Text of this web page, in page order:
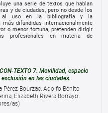
una serie de textos que hablan
y de ciudades, pero no desde los
al uso en la bibliografía y la
más difundidas internacionalmente
o menor fortuna, pretenden dirigir
profesionales en materia de
TEXTO 7. Movilidad, espacio
en las ciudades.
Pérez Bourzac, Adolfo Benito
Elizabeth Rivera Borrayo
as)